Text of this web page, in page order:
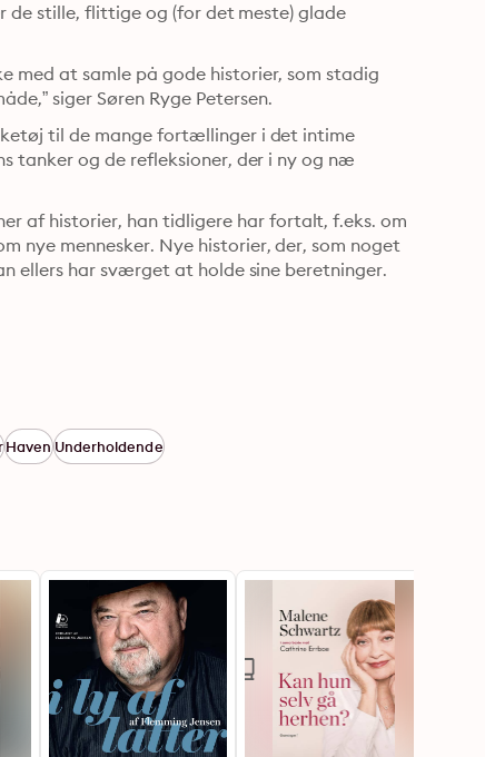
de stille, flittige og (for det meste) glade
med at samle på gode historier, som stadig
siger Søren Ryge Petersen.
til de mange fortællinger i det intime
tanker og de refleksioner, der i ny og næ
af historier, han tidligere har fortalt, f.eks. om
nye mennesker. Nye historier, der, som noget
ellers har sværget at holde sine beretninger.
HavenUnderholdende